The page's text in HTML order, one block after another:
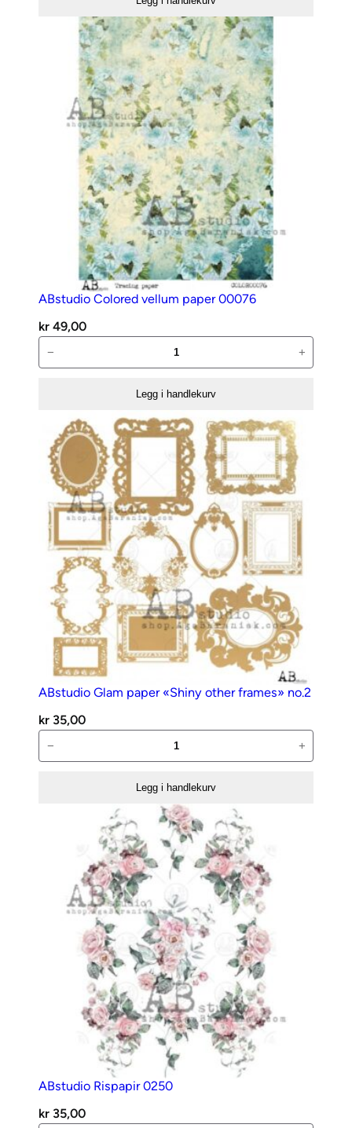
ABstudio Colored vellum paper 00076
kr 49,00
Colored
00076
antall
− +
Legg i handlekurv
ABstudio Glam paper «Shiny other frames» no.2
kr 35,00
Glam
− +
Legg i handlekurv
ABstudio Rispapir 0250
kr 35,00